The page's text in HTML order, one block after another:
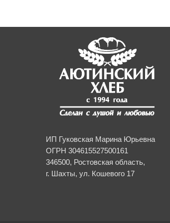
ИП Гуковская Марина Юрьевна
ОГРН 304615527500161
346500, Ростовская область,
г. Шахты, ул. Кошевого 17